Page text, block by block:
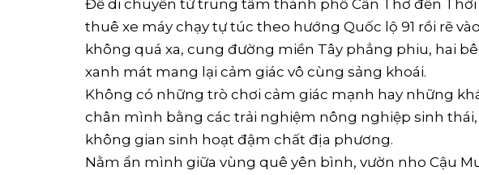
Để di chuyển từ trung tâm thành phố Cần Thơ đến
thuê xe máy chạy tự túc theo hướng Quốc lộ 91 rồi rẽ
không quá xa, cung đường miền Tây phẳng phiu, hai
xanh mát mang lại cảm giác vô cùng sảng khoái.
Không có những trò chơi cảm giác mạnh hay những
chân mình bằng các trải nghiệm nông nghiệp sinh
không gian sinh hoạt đậm chất địa phương.
Nằm ẩn mình giữa vùng quê yên bình, vườn nho Cậu